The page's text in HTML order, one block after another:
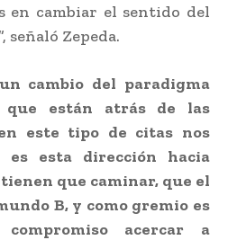
en cambiar el sentido del
señaló Zepeda.
cambio del paradigma
que están atrás de las
este tipo de citas nos
es esta dirección hacia
que caminar, que el
B, y como gremio es
acercar a